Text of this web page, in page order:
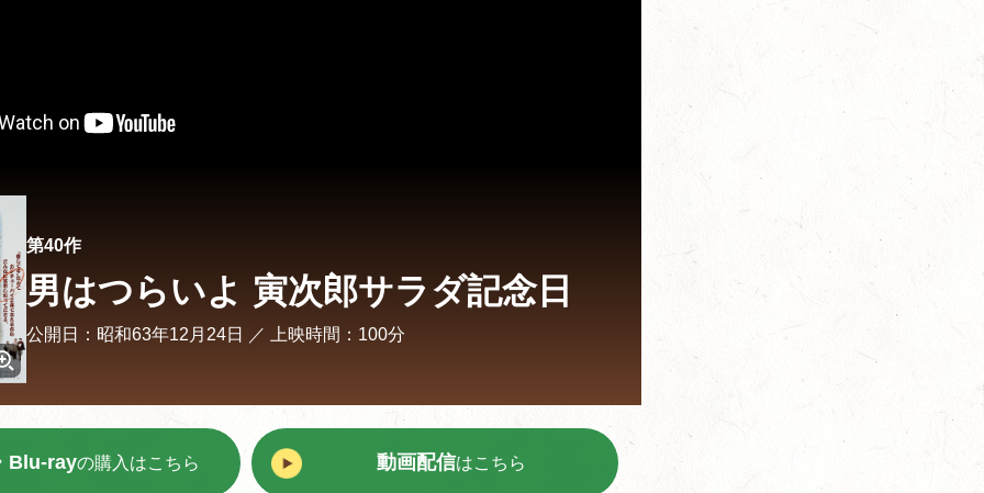
第40作
男はつらいよ 寅次郎サラダ記念日
公開日：昭和63年12月24日 ／ 上映時間：100分
Blu-rayの購入はこちら 動画配信はこちら